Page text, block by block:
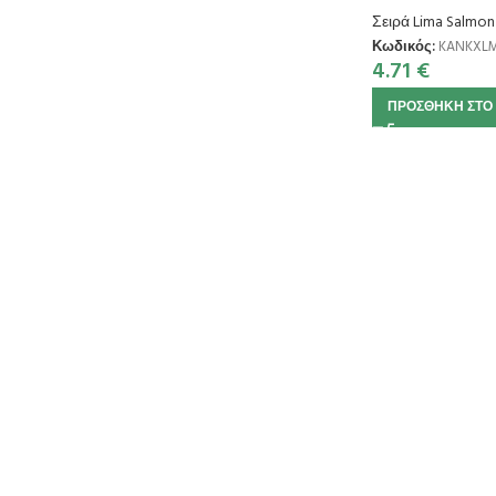
Σειρά Lima Salmon
Κωδικός:
4.71 €
ΠΡΟΣΘΉΚΗ ΣΤΟ